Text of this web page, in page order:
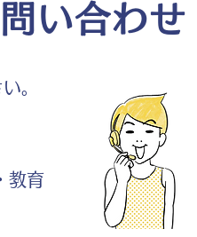
い合わせ
。
育